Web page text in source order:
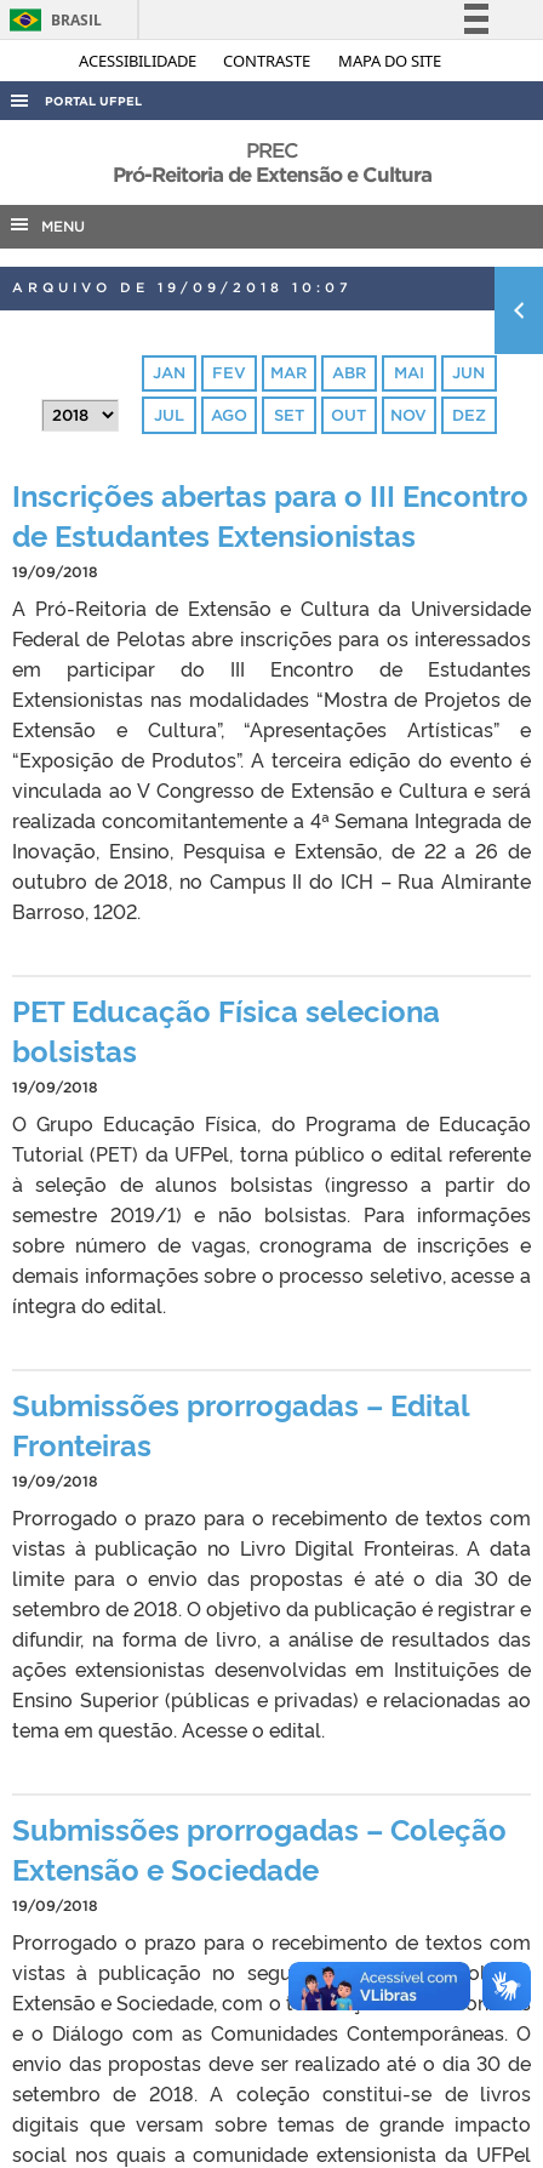
ACESSIBILIDADE CONTRASTE MAPA DO SITE
BRASIL
Simplifique!
Acesso à informação
Legislação
PORTAL UFPEL
AUDITORIA
COBALTO
CONCURSOS
PORTARIAS
PREC
Pró-Reitoria de Extensão e Cultura
MENU
ARQUIVO DE 19/09/2018 10:07
JAN FEV MAR ABR MAI JUN
JUL AGO SET OUT NOV DEZ
Inscrições abertas para o III Encontro
de Estudantes Extensionistas
19/09/2018
A Pró-Reitoria de Extensão e Cultura da Universidade
Federal de Pelotas abre inscrições para os interessados
em participar do III Encontro de Estudantes
Extensionistas nas modalidades “Mostra de Projetos de
Extensão e Cultura”, “Apresentações Artísticas” e
“Exposição de Produtos”. A terceira edição do evento é
vinculada ao V Congresso de Extensão e Cultura e será
realizada concomitantemente a 4ª Semana Integrada de
Inovação, Ensino, Pesquisa e Extensão, de 22 a 26 de
outubro de 2018, no Campus II do ICH – Rua Almirante
Barroso, 1202.
PET Educação Física seleciona
bolsistas
19/09/2018
O Grupo Educação Física, do Programa de Educação
Tutorial (PET) da UFPel, torna público o edital referente
à seleção de alunos bolsistas (ingresso a partir do
semestre 2019/1) e não bolsistas. Para informações
sobre número de vagas, cronograma de inscrições e
demais informações sobre o processo seletivo, acesse a
íntegra do edital.
Submissões prorrogadas – Edital
Fronteiras
19/09/2018
Prorrogado o prazo para o recebimento de textos com
vistas à publicação no Livro Digital Fronteiras. A data
limite para o envio das propostas é até o dia 30 de
setembro de 2018. O objetivo da publicação é registrar e
difundir, na forma de livro, a análise de resultados das
ações extensionistas desenvolvidas em Instituições de
Ensino Superior (públicas e privadas) e relacionadas ao
tema em questão. Acesse o edital.
Submissões prorrogadas – Coleção
Extensão e Sociedade
19/09/2018
Prorrogado o prazo para o recebimento de textos com
vistas à publicação no segundo número da Coleção
Extensão e Sociedade, com o tema Ações Extensionistas
e o Diálogo com as Comunidades Contemporâneas. O
envio das propostas deve ser realizado até o dia 30 de
setembro de 2018. A coleção constitui-se de livros
digitais que versam sobre temas de grande impacto
social nos quais a comunidade extensionista da UFPel